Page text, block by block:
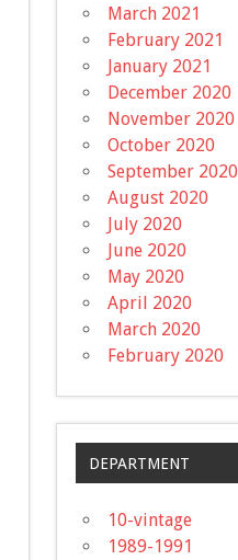
March 2021
February 2021
January 2021
December 2020
November 2020
October 2020
September 2020
August 2020
July 2020
June 2020
May 2020
April 2020
March 2020
February 2020
DEPARTMENT
10-vintage
1989-1991